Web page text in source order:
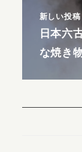
新しい投稿
日本六
な焼き